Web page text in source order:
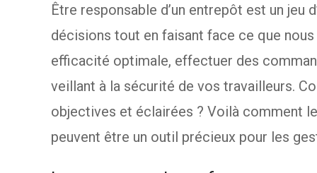
Être responsable d’un entrepôt est un jeu
décisions tout en faisant face ce que
efficacité optimale, effectuer des
veillant à la sécurité de vos travailleurs.
objectives et éclairées ? Voilà comment
peuvent être un outil précieux pour les